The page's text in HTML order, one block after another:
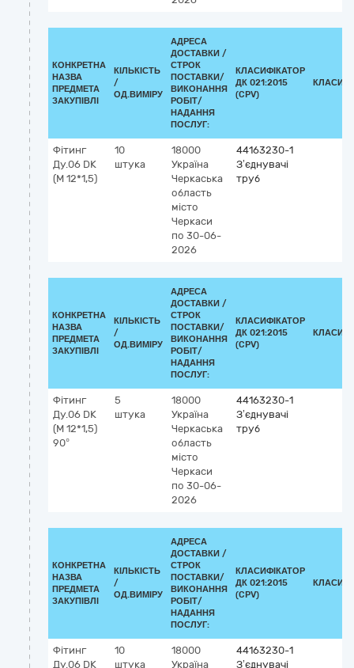
КОНКРЕТНА
НАЗВА
ПРЕДМЕТА
ЗАКУПІВЛІ
КІЛЬКІСТЬ
/
ОД.ВИМІРУ
АДРЕСА
ДОСТАВКИ /
СТРОК
ПОСТАВКИ/
ВИКОНАННЯ
РОБІТ/
НАДАННЯ
ПОСЛУГ:
КЛАСИФІКАТОР
ДК 021:2015
(CPV)
Фітинг
Ду.06 DK
(М 12*1,5)
10
штука
18000
Україна
Черкаська
область
місто
Черкаси
по 30-06-
2026
44163230-1
З’єднувачі
труб
КОНКРЕТНА
НАЗВА
ПРЕДМЕТА
ЗАКУПІВЛІ
КІЛЬКІСТЬ
/
ОД.ВИМІРУ
АДРЕСА
ДОСТАВКИ /
СТРОК
ПОСТАВКИ/
ВИКОНАННЯ
РОБІТ/
НАДАННЯ
ПОСЛУГ:
КЛАСИФІКАТОР
ДК 021:2015
(CPV)
Фітинг
Ду.06 DK
(М 12*1,5)
90°
5
штука
18000
Україна
Черкаська
область
місто
Черкаси
по 30-06-
2026
44163230-1
З’єднувачі
труб
КОНКРЕТНА
НАЗВА
ПРЕДМЕТА
ЗАКУПІВЛІ
КІЛЬКІСТЬ
/
ОД.ВИМІРУ
АДРЕСА
ДОСТАВКИ /
СТРОК
ПОСТАВКИ/
ВИКОНАННЯ
РОБІТ/
НАДАННЯ
ПОСЛУГ:
КЛАСИФІКАТОР
ДК 021:2015
(CPV)
Фітинг
Ду.06 DK
10
штука
18000
Україна
44163230-1
З’єднувачі